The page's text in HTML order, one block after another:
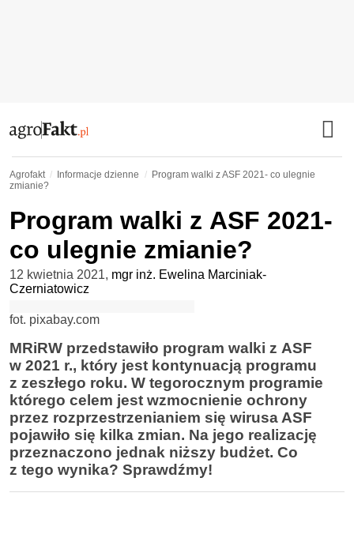
Agrofakt Informacje dzienne
Program walki z ASF 2021- co ulegnie
zmianie?
Program walki z ASF 2021-
co ulegnie zmianie?
12 kwietnia 2021, mgr inż. Ewelina Marciniak-
Czerniatowicz
fot. pixabay.com
MRiRW przedstawiło program walki z ASF
w 2021 r., który jest kontynuacją programu
z zeszłego roku. W tegorocznym programie
którego celem jest wzmocnienie ochrony
przez rozprzestrzenianiem się wirusa ASF
pojawiło się kilka zmian. Na jego realizację
przeznaczono jednak niższy budżet. Co
z tego wynika? Sprawdźmy!